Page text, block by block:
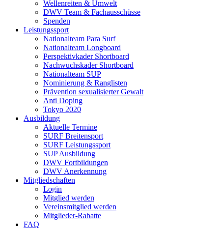
Wellenreiten & Umwelt
DWV Team & Fachausschüsse
Spenden
Leistungssport
Nationalteam Para Surf
Nationalteam Longboard
Perspektivkader Shortboard
Nachwuchskader Shortboard
Nationalteam SUP
Nominierung & Ranglisten
Prävention sexualisierter Gewalt
Anti Doping
Tokyo 2020
Ausbildung
Aktuelle Termine
SURF Breitensport
SURF Leistungssport
SUP Ausbildung
DWV Fortbildungen
DWV Anerkennung
Mitgliedschaften
Login
Mitglied werden
Vereinsmitglied werden
Mitglieder-Rabatte
FAQ